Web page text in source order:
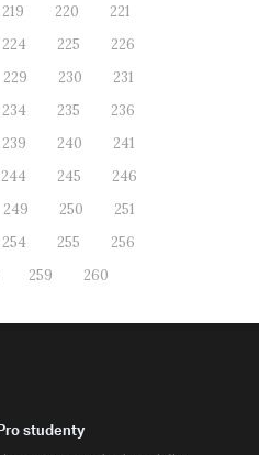
219 220
221
224 225
226
229 230
231
234 235
236
239 240
241
244 245
246
249 250
251
254 255
256
259 260
studenty